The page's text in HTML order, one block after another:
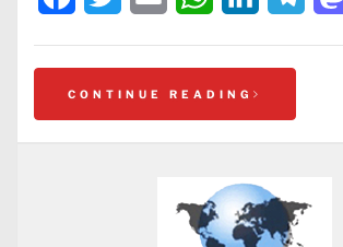
CONTINUE READING